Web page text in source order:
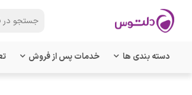
دسته بندی ها خدمات پس از فروش